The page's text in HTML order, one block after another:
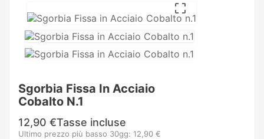

Sgorbia Fissa In Acciaio
Cobalto N.1
12,90 €Tasse incluse
Ultimo prezzo più basso 30gg: 12,90 €